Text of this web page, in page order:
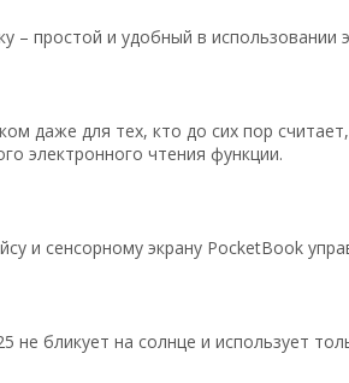
– простой и удобный в использовании
даже для тех, кто до сих пор
электронного чтения функции.
и сенсорному экрану PocketBook
не бликует на солнце и использует